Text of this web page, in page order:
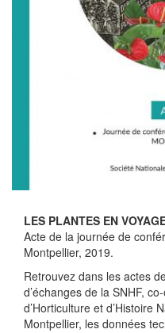
LES PLANTES EN
Acte de la journée de
Montpellier, 2019.
Retrouvez dans les actes
d’échanges de la SNHF,
d’Horticulture et d’Histoire
Montpellier, les données